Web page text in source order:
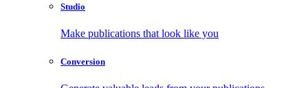
Studio
Make publications that look like you
Conversion